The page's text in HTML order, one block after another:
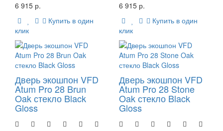
6 915 р.
Купить в один
клик
6 915 р.
Купить в один
клик
Дверь экошпон VFD
Atum Pro 28 Brun
Oak стекло Black
Gloss
Дверь экошпон VFD
Atum Pro 28 Stone
Oak стекло Black
Gloss